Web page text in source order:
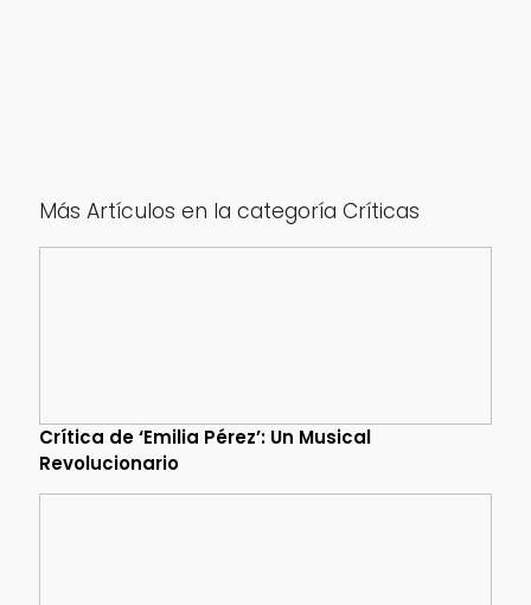
Más Artículos en la categoría Críticas
Crítica de ‘Emilia Pérez’: Un Musical
Revolucionario